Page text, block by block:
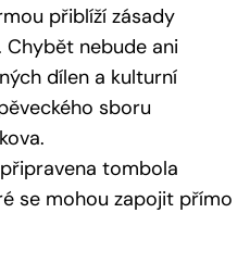
přiblíží zásady
nebude ani
dílen a kulturní
sboru
tombola
se mohou zapojit přímo